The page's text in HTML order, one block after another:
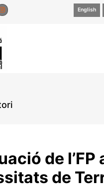
English
de l’FP
de